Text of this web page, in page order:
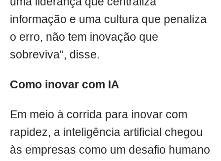
informação e uma cultura que penaliza
o erro, não tem inovação que
sobreviva", disse.
Como inovar com IA
Em meio à corrida para inovar com
rapidez, a inteligência artificial chegou
às empresas como um desafio humano